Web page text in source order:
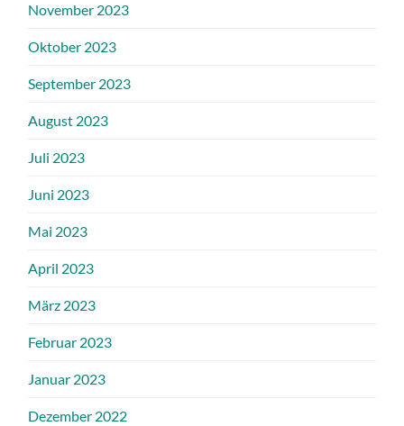
November 2023
Oktober 2023
September 2023
August 2023
Juli 2023
Juni 2023
Mai 2023
April 2023
März 2023
Februar 2023
Januar 2023
Dezember 2022